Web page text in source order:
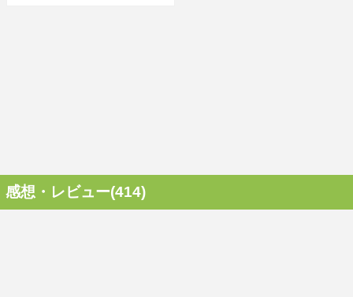
感想・レビュー(414)